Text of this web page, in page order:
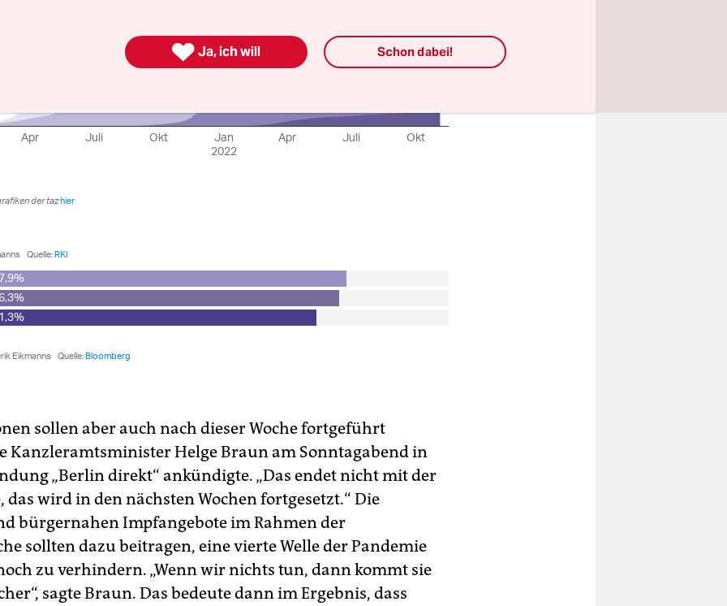
sollen aber auch nach dieser Woche fortgeführt
Kanzleramtsminister Helge Braun am Sonntagabend in
„Berlin direkt“ ankündigte. „Das endet nicht mit der
das wird in den nächsten Wochen fortgesetzt.“ Die
bürgernahen Impfangebote im Rahmen der
sollten dazu beitragen, eine vierte Welle der Pandemie
zu verhindern. „Wenn wir nichts tun, dann kommt sie
sagte Braun. Das bedeute dann im Ergebnis, dass
 Ja, ich will Schon dabei!